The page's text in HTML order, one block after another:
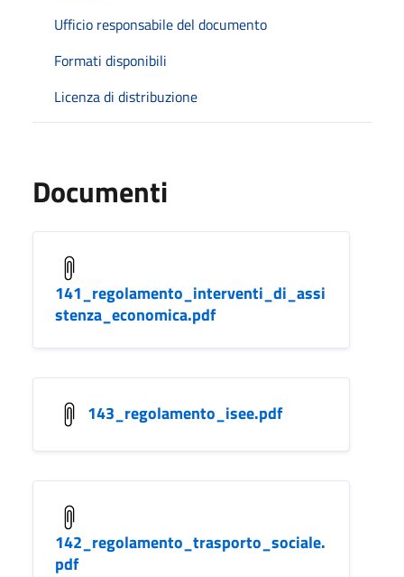
Ufficio responsabile del documento
Formati disponibili
Licenza di distribuzione
Documenti
141_regolamento_interventi_di_assi
stenza_economica.pdf
143_regolamento_isee.pdf
142_regolamento_trasporto_sociale.
pdf